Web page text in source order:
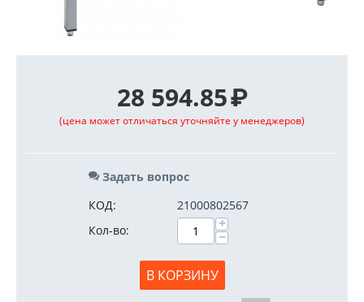
28 594.85₽
(цена может отличаться уточняйте у менеджеров)
Задать вопрос
КОД:
21000802567
Кол-во:
+
−
В КОРЗИНУ